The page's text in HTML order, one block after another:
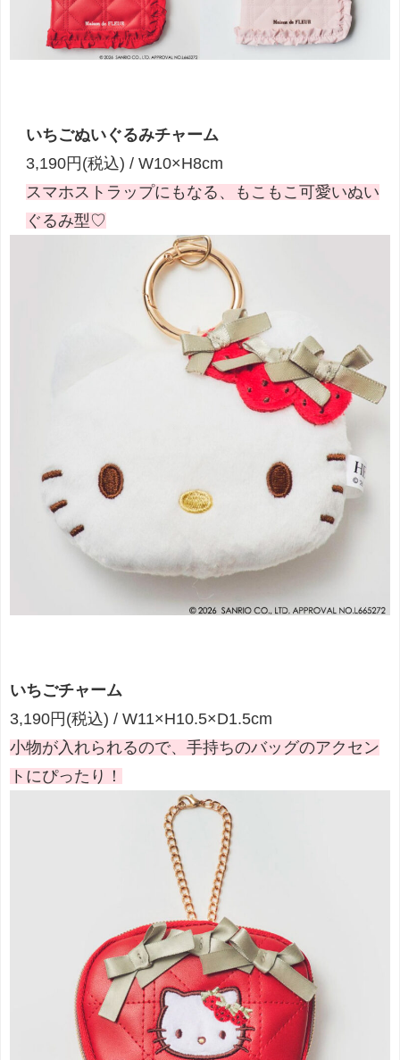
いちごぬいぐるみチャーム
3,190円(税込) / W10×H8cm
スマホストラップにもなる、もこもこ可愛いぬい
ぐるみ型♡
いちごチャーム
3,190円(税込) / W11×H10.5×D1.5cm
小物が入れられるので、手持ちのバッグのアクセン
トにぴったり！